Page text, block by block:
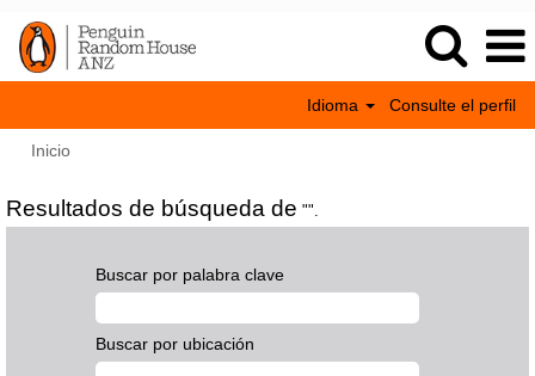
Idioma Consulte el perfil
Inicio
Resultados de búsqueda de "".
Buscar por palabra clave
Buscar por ubicación